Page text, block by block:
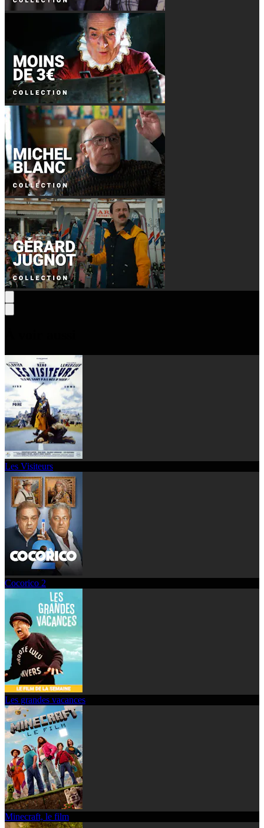
Les Visiteurs
Cocorico 2
Les grandes vacances
Minecraft, le film